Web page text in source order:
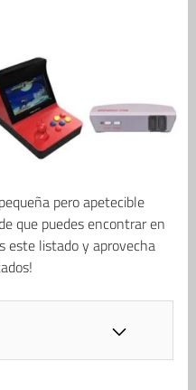
pero apetecible
que puedes encontrar en
este listado y aprovecha